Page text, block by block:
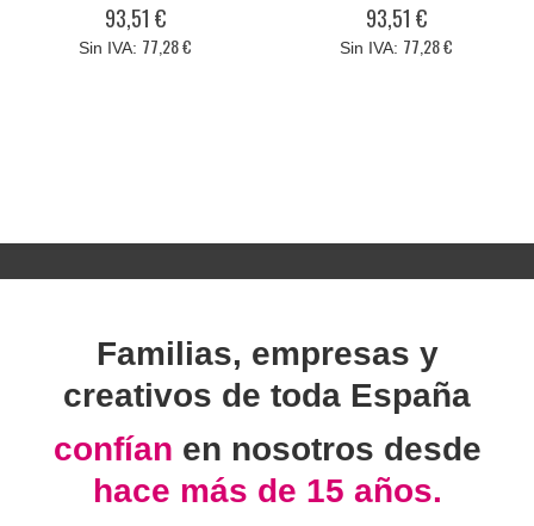
93,51 €
77,28 €
93,51 €
77,28 €
Familias, empresas y
creativos de toda España
confían en nosotros desde
hace más de 15 años.